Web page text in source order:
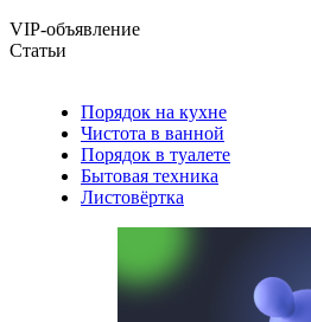
VIP-объявление
Статьи
Порядок на кухне
Чистота в ванной
Порядок в туалете
Бытовая техника
Листовёртка